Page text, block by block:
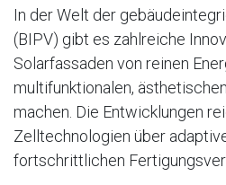
In der Welt der
(BIPV) gibt es zahlreiche
Solarfassaden von reinen
multifunktionalen,
machen. Die Entwicklungen
Zelltechnologien über
fortschrittlichen